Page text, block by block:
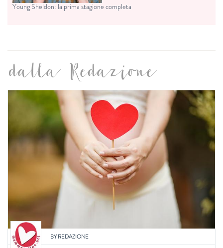
Young Sheldon: la prima stagione completa
dalla Redazione
BYREDAZIONE